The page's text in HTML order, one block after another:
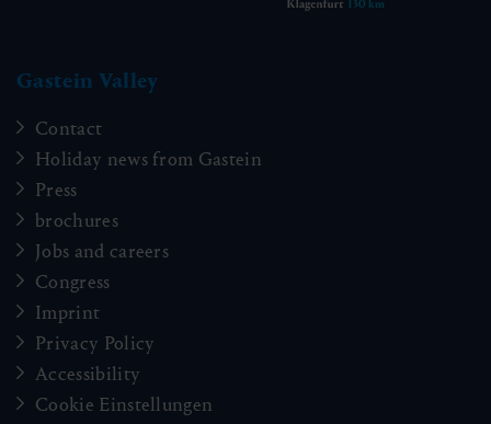
Gastein Valley
Contact
Holiday news from Gastein
Press
brochures
Jobs and careers
Congress
Imprint
Privacy Policy
Accessibility
Cookie Einstellungen